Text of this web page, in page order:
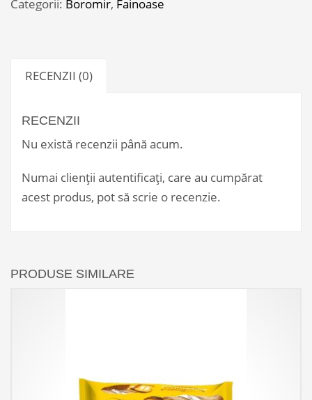
Categorii: Boromir, Fainoase
RECENZII (0)
RECENZII
Nu există recenzii până acum.
Numai clienții autentificați, care au cumpărat
acest produs, pot să scrie o recenzie.
PRODUSE SIMILARE